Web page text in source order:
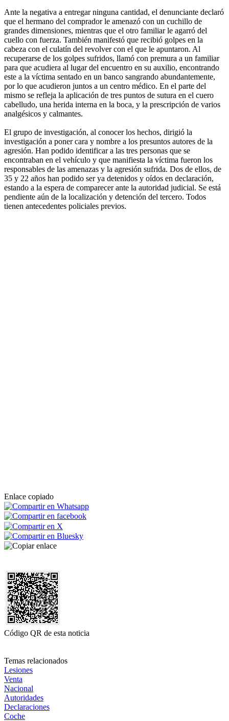
Ante la negativa a entregar ninguna cantidad, el denunciante declaró
que el hermano del comprador le amenazó con un cuchillo de
grandes dimensiones, mientras que el otro familiar le agarró del
cuello con fuerza. También manifestó que recibió golpes en la
cabeza con el culatín del revolver con el que le apuntaron. Al
recuperarse de los golpes sufridos, llamó con premura a un familiar
para que acudiera al lugar del encuentro en su auxilio, encontrando
este a la víctima sentado en un banco sangrando abundantemente,
por lo que acudieron juntos a un centro médico. En el parte del
mismo se refleja la aplicación de tres puntos de sutura en el cuero
cabelludo, una herida interna en la boca, y la prescripción de varios
analgésicos y calmantes.
El grupo de investigación, al conocer los hechos, dirigió la
investigación a poner cara y nombre a los presuntos autores de la
agresión. Han podido identificar a las tres personas que se
encontraban en el vehículo y que manifiesta la víctima fueron los
responsables de las amenazas y la agresión sufrida. Dos de ellos, de
35 y 22 años han podido ser ya detenidos y oídos en declaración,
estando a la espera de comparecer ante la autoridad judicial. Se está
pendiente aún de la localización y detención del tercero. Todos
tienen antecedentes policiales previos.
Enlace copiado
Código QR de esta noticia
Temas relacionados
Lesiones
Venta
Nacional
Autoridades
Declaraciones
Coche